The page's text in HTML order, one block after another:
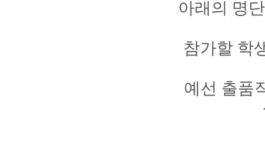
아래의 명
참가할 학
예선 출품